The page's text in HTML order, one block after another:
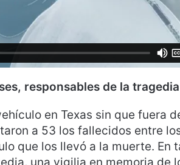
responsables de la
en Texas sin que fuera
a 53 los fallecidos entre
que los llevó a la muerte. En